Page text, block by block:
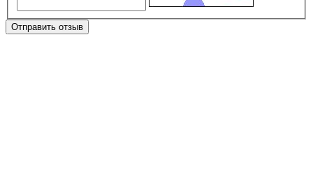
Отправить отзыв